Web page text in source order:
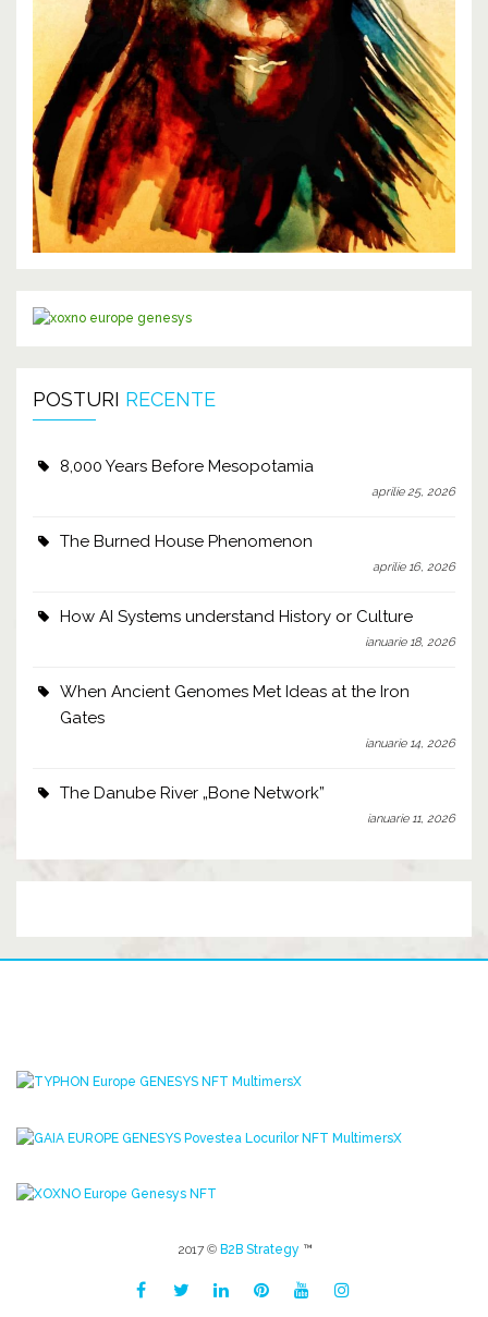
POSTURI RECENTE
8,000 Years Before Mesopotamia
aprilie 25, 2026
The Burned House Phenomenon
aprilie 16, 2026
How AI Systems understand History or Culture
ianuarie 18, 2026
When Ancient Genomes Met Ideas at the Iron
Gates
ianuarie 14, 2026
The Danube River „Bone Network”
ianuarie 11, 2026
2017 © B2B Strategy ™